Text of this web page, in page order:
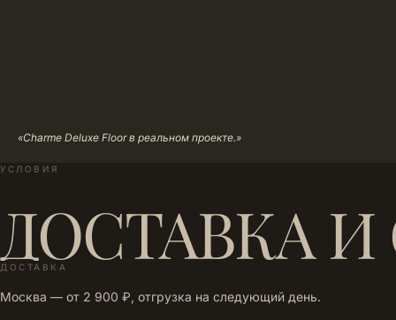
«Charme Deluxe Floor в реальном проекте.»
УСЛОВИЯ
ДОСТАВКА
ДОСТАВКА
Москва — от 2 900 ₽, отгрузка на следующий день.